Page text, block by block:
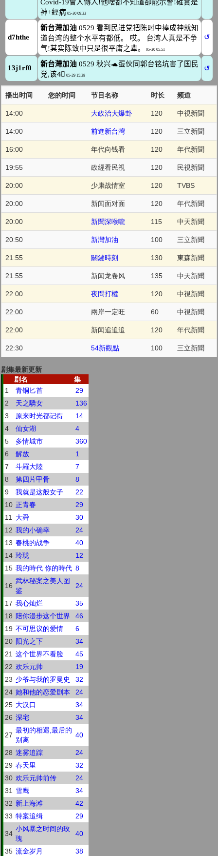
播出时间 您的时间 节目名称 时长 频道
14:00 大政治大爆卦 120 中視新聞
14:00 前進新台灣 120 三立新聞
16:00 年代向钱看 120 年代新聞
19:55 政經看民視 120 民視新聞
20:00 少康战情室 120 TVBS
20:00 新闻面对面 120 年代新聞
20:00 新聞深喉嚨 115 中天新聞
20:50 新灣加油 100 三立新聞
21:55 關鍵時刻 130 東森新聞
21:55 新闻龙卷风 135 中天新聞
22:00 夜問打權 120 中視新聞
22:00 兩岸一定旺 60 中視新聞
22:00 新闻追追追 120 年代新聞
22:30 54新觀點 100 三立新聞
剧集最新更新
剧名
集
1
青铜匕首
29
2
天之驕女
136
3
原来时光都记得
14
4
仙女湖
4
5
多情城市
360
6
解放
1
7
斗羅大陸
7
8
第四片甲骨
8
9
我就是这般女子
22
10 正青春
29
11
大舜
30
12 我的小确幸
24
13 春桃的战争
40
14 玲珑
12
15 我的時代 你的時代 8
16
武林秘案之美人图
鉴
24
17 我心灿烂
35
18 陪你漫步这个世界
46
19 不可思议的爱情
6
20 阳光之下
34
21 这个世界不看脸
45
22 欢乐元帅
19
23 少爷与我的罗曼史
32
24 她和他的恋爱剧本
24
25 大汉口
34
26 深宅 34
27
最初的相遇,最后的
别离
40
28 迷雾追踪
24
29 春天里
32
30 欢乐元帅前传
24
31
雪鹰
34
32 新上海滩
42
33 特案追缉 29
34
小风暴之时间的玫
瑰
40
35 流金岁月
38